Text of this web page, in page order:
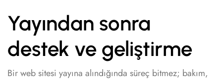
Yayından sonra
destek ve geliştirme
Bir web sitesi yayına alındığında süreç bitmez; bakım,